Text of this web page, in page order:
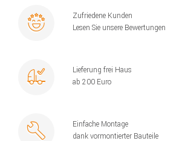
Zufriedene Kunden
Lesen Sie unsere Bewertungen
Lieferung frei Haus
ab 200 Euro
Einfache Montage
dank vormontierter Bauteile